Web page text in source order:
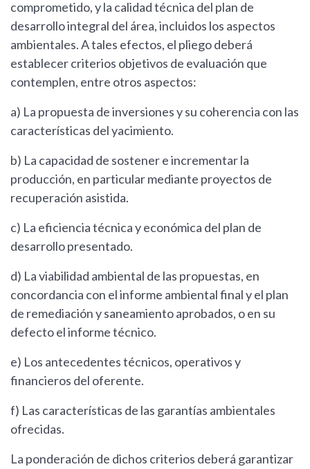
comprometido, y la calidad técnica del plan de
desarrollo integral del área, incluidos los aspectos
ambientales. A tales efectos, el pliego deberá
establecer criterios objetivos de evaluación que
contemplen, entre otros aspectos:
a) La propuesta de inversiones y su coherencia con las
características del yacimiento.
b) La capacidad de sostener e incrementar la
producción, en particular mediante proyectos de
recuperación asistida.
c) La eficiencia técnica y económica del plan de
desarrollo presentado.
d) La viabilidad ambiental de las propuestas, en
concordancia con el informe ambiental final y el plan
de remediación y saneamiento aprobados, o en su
defecto el informe técnico.
e) Los antecedentes técnicos, operativos y
financieros del oferente.
f) Las características de las garantías ambientales
ofrecidas.
La ponderación de dichos criterios deberá garantizar